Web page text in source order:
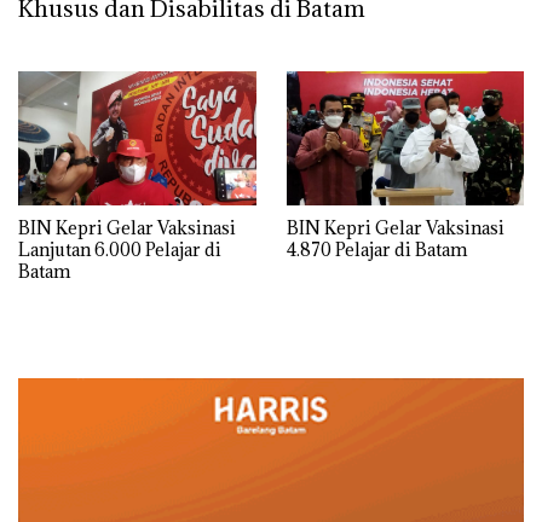
Khusus dan Disabilitas di Batam
BIN Kepri Gelar Vaksinasi
Lanjutan 6.000 Pelajar di
Batam
BIN Kepri Gelar Vaksinasi
4.870 Pelajar di Batam